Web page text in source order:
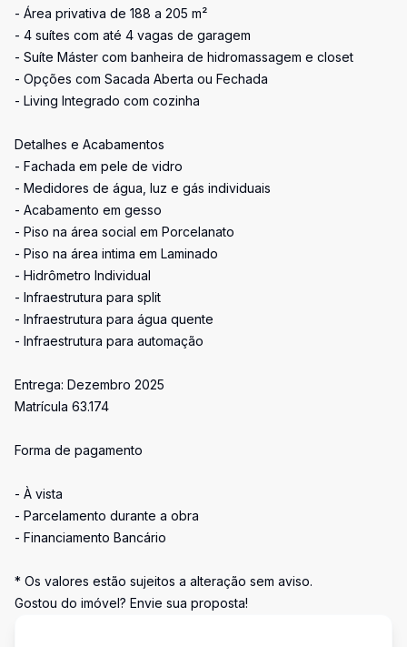
- Área privativa de 188 a 205 m²
- 4 suítes com até 4 vagas de garagem
- Suíte Máster com banheira de hidromassagem e closet
- Opções com Sacada Aberta ou Fechada
- Living Integrado com cozinha
Detalhes e Acabamentos
- Fachada em pele de vidro
- Medidores de água, luz e gás individuais
- Acabamento em gesso
- Piso na área social em Porcelanato
- Piso na área intima em Laminado
- Hidrômetro Individual
- Infraestrutura para split
- Infraestrutura para água quente
- Infraestrutura para automação
Entrega: Dezembro 2025
Matrícula 63.174
Forma de pagamento
- À vista
- Parcelamento durante a obra
- Financiamento Bancário
* Os valores estão sujeitos a alteração sem aviso.
Gostou do imóvel? Envie sua proposta!